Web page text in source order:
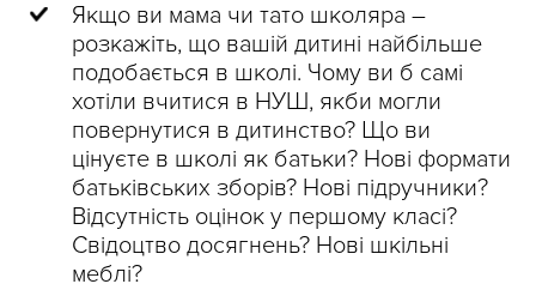
Якщо ви мама чи тато школяра –
розкажіть, що вашій дитині найбільше
подобається в школі. Чому ви б самі
хотіли вчитися в НУШ, якби могли
повернутися в дитинство? Що ви
цінуєте в школі як батьки? Нові формати
батьківських зборів? Нові підручники?
Відсутність оцінок у першому класі?
Свідоцтво досягнень? Нові шкільні
меблі?